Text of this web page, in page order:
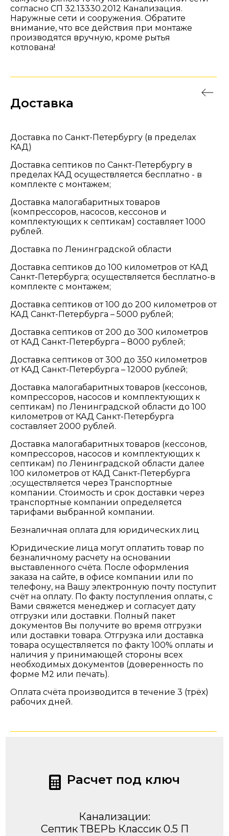
согласно СП 32.13330.2012 Канализация.
Наружные сети и сооружения. Обратите
внимание, что все действия при монтаже
производятся вручную, кроме рытья
котлована!
Доставка
Доставка по Санкт-Петербургу (в пределах
КАД)
Доставка септиков по Санкт-Петербургу в
пределах КАД осуществляется бесплатно - в
комплекте с монтажем;
Доставка малогабаритных товаров
(компрессоров, насосов, кессонов и
комплектующих к септикам) составляет 1000
рублей.
Доставка по Ленинградской области
Доставка септиков до 100 километров от КАД
Санкт-Петербурга; осуществляется бесплатно-в
комплекте с монтажем;
Доставка септиков от 100 до 200 километров от
КАД Санкт-Петербурга – 5000 рублей;
Доставка септиков от 200 до 300 километров
от КАД Санкт-Петербурга – 8000 рублей;
Доставка септиков от 300 до 350 километров
от КАД Санкт-Петербурга – 12000 рублей;
Доставка малогабаритных товаров (кессонов,
компрессоров, насосов и комплектующих к
септикам) по Ленинградской области до 100
километров от КАД Санкт-Петербурга
составляет 2000 рублей.
Доставка малогабаритных товаров (кессонов,
компрессоров, насосов и комплектующих к
септикам) по Ленинградской области далее
100 километров от КАД Санкт-Петербурга
;осуществляется через Транспортные
компании. Стоимость и срок доставки через
транспортные компании определяется
тарифами выбранной компании.
Безналичная оплата для юридических лиц
Юридические лица могут оплатить товар по
безналичному расчету на основании
выставленного счёта. После оформления
заказа на сайте, в офисе компании или по
телефону, на Вашу электронную почту поступит
счёт на оплату. По факту поступления оплаты, с
Вами свяжется менеджер и согласует дату
отгрузки или доставки. Полный пакет
документов Вы получите во время отгрузки
или доставки товара. Отгрузка или доставка
товара осуществляется по факту 100% оплаты и
наличия у принимающей стороны всех
необходимых документов (доверенность по
форме М2 или печать).
Оплата счёта производится в течение 3 (трёх)
рабочих дней.
Расчет под ключ
Канализации:
Септик ТВЕРЬ Классик 0.5 П